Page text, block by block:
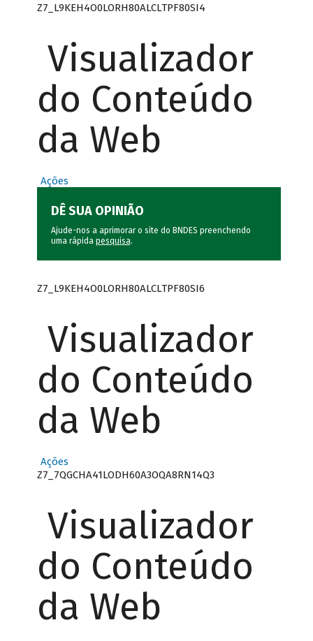
Z7_L9KEH4O0LORH80ALCLTPF80SI4
Visualizador
do Conteúdo
da Web
Ações
DÊ SUA OPINIÃO
Ajude-nos a aprimorar o site do BNDES preenchendo
uma rápida pesquisa.
Z7_L9KEH4O0LORH80ALCLTPF80SI6
Visualizador
do Conteúdo
da Web
Ações
Z7_7QGCHA41LODH60A3OQA8RN14Q3
Visualizador
do Conteúdo
da Web